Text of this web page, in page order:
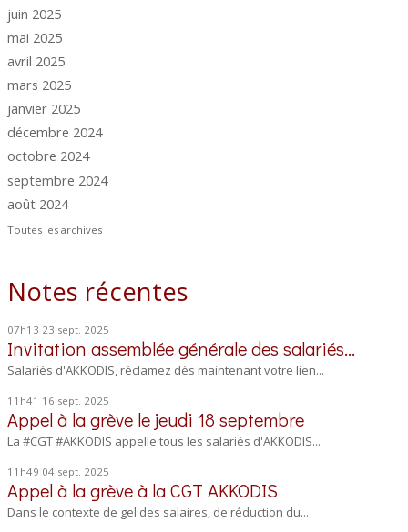
juin 2025
mai 2025
avril 2025
mars 2025
janvier 2025
décembre 2024
octobre 2024
septembre 2024
août 2024
Toutes les archives
Notes récentes
07h13 23 sept. 2025
Invitation assemblée générale des salariés...
Salariés d'AKKODIS, réclamez dès maintenant votre lien...
11h41 16 sept. 2025
Appel à la grève le jeudi 18 septembre
La #CGT #AKKODIS appelle tous les salariés d'AKKODIS...
11h49 04 sept. 2025
Appel à la grève à la CGT AKKODIS
Dans le contexte de gel des salaires, de réduction du...